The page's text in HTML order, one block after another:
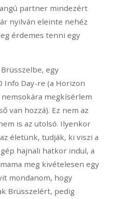
partner mindezért
nyilván eleinte nehéz
érdemes tenni egy
egy
Info Day-re (a Horizon
megkísérlem
van hozzá). Ez nem az
is az utolsó. Ilyenkor
életünk, tudják, ki viszi a
hajnali hatkor indul, a
meg kivételesen egy
mondanom, hogy
Brüsszelért, pedig